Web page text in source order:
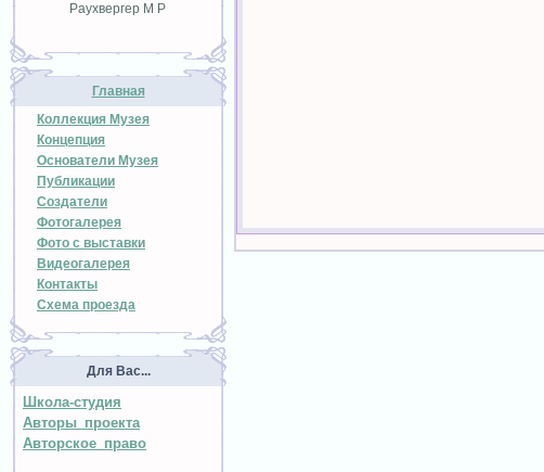
Раухвергер М Р
Главная
Коллекция Музея
Концепция
Основатели Музея
Публикации
Создатели
Фотогалерея
Фото с выставки
Видеогалерея
Контакты
Схема проезда
Для Вас...
Школа-студия
Авторы проекта
Авторское право